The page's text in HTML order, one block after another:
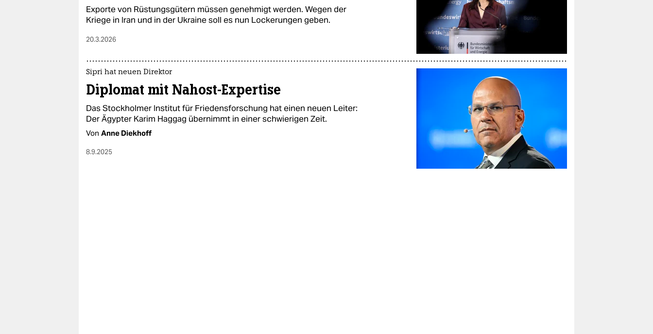
Exporte von Rüstungsgütern müssen genehmigt werden. Wegen der
Kriege in Iran und in der Ukraine soll es nun Lockerungen geben.
20.3.2026
Sipri hat neuen Direktor
Diplomat mit Nahost-Expertise
Das Stockholmer Institut für Friedensforschung hat einen neuen Leiter:
Der Ägypter Karim Haggag übernimmt in einer schwierigen Zeit.
Von Anne Diekhoff
8.9.2025